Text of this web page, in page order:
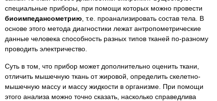
специальные приборы, при помощи которых можно провести
биоимпедансометрию , т.е. проанализировать состав тела. В
основе этого метода диагностики лежат антропометрические
данные человека способность разных типов тканей по-разному
проводить электричество.
Суть в том, что прибор может дополнительно оценить ткани,
отличить мышечную ткань от жировой, определить скелетно-
мышечную массу и массу жидкости в организме. При помощи
этого анализа можно точно сказать, насколько справедлива